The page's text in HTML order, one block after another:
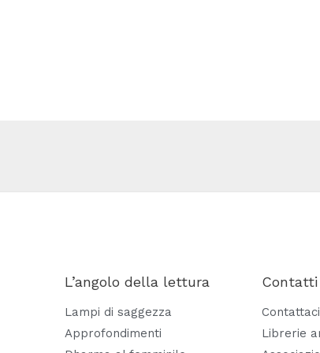
L’angolo della lettura
Lampi di saggezza
Approfondimenti
Contatti
Contattaci
Librerie